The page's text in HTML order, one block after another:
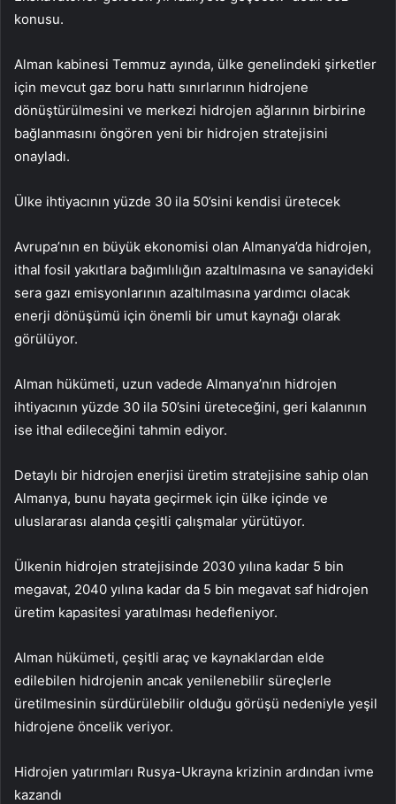
konusu.
Alman kabinesi Temmuz ayında, ülke genelindeki şirketler
için mevcut gaz boru hattı sınırlarının hidrojene
dönüştürülmesini ve merkezi hidrojen ağlarının birbirine
bağlanmasını öngören yeni bir hidrojen stratejisini
onayladı.
Ülke ihtiyacının yüzde 30 ila 50’sini kendisi üretecek
Avrupa’nın en büyük ekonomisi olan Almanya’da hidrojen,
ithal fosil yakıtlara bağımlılığın azaltılmasına ve sanayideki
sera gazı emisyonlarının azaltılmasına yardımcı olacak
enerji dönüşümü için önemli bir umut kaynağı olarak
görülüyor.
Alman hükümeti, uzun vadede Almanya’nın hidrojen
ihtiyacının yüzde 30 ila 50’sini üreteceğini, geri kalanının
ise ithal edileceğini tahmin ediyor.
Detaylı bir hidrojen enerjisi üretim stratejisine sahip olan
Almanya, bunu hayata geçirmek için ülke içinde ve
uluslararası alanda çeşitli çalışmalar yürütüyor.
Ülkenin hidrojen stratejisinde 2030 yılına kadar 5 bin
megavat, 2040 yılına kadar da 5 bin megavat saf hidrojen
üretim kapasitesi yaratılması hedefleniyor.
Alman hükümeti, çeşitli araç ve kaynaklardan elde
edilebilen hidrojenin ancak yenilenebilir süreçlerle
üretilmesinin sürdürülebilir olduğu görüşü nedeniyle yeşil
hidrojene öncelik veriyor.
Hidrojen yatırımları Rusya-Ukrayna krizinin ardından ivme
kazandı